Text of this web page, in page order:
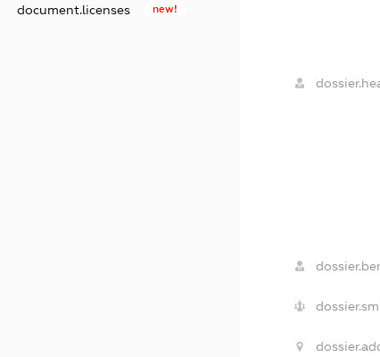
document.licenses new!